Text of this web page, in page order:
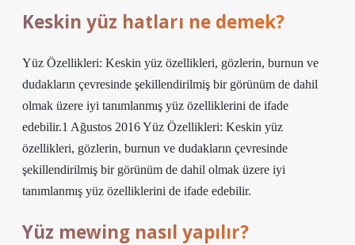
Keskin yüz hatları ne demek?
Yüz Özellikleri: Keskin yüz özellikleri, gözlerin, burnun ve
dudakların çevresinde şekillendirilmiş bir görünüm de dahil
olmak üzere iyi tanımlanmış yüz özelliklerini de ifade
edebilir.1 Ağustos 2016 Yüz Özellikleri: Keskin yüz
özellikleri, gözlerin, burnun ve dudakların çevresinde
şekillendirilmiş bir görünüm de dahil olmak üzere iyi
tanımlanmış yüz özelliklerini de ifade edebilir.
Yüz mewing nasıl yapılır?